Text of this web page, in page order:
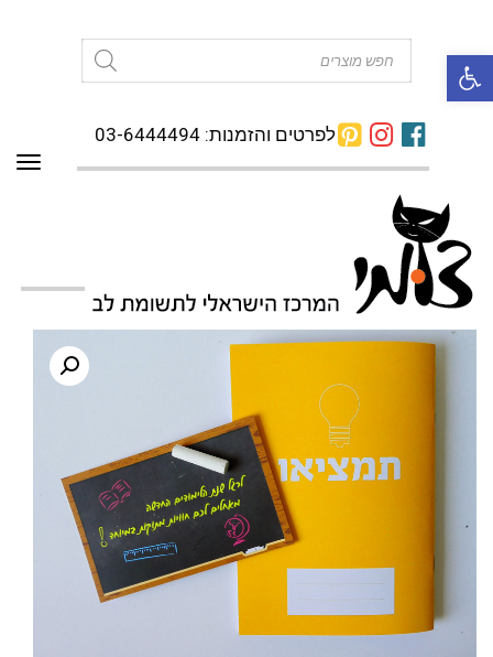
פתח סרגל נגישות
לפרטים והזמנות: 03-6444494